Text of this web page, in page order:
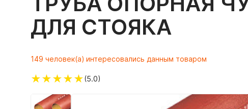
ДЛЯ СТОЯКА
149 человек(а) интересовались данным товаром
★★★★★(5.0)